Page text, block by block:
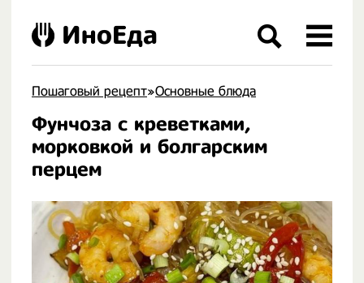
Пошаговый рецепт»Основные блюда
Фунчоза с креветками,
морковкой и болгарским
перцем
ИноЕда